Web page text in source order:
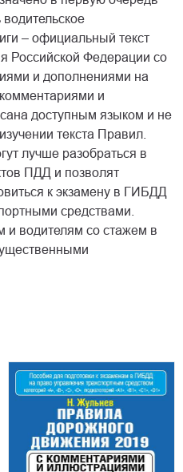
– официальный текст
Российской Федерации со
и дополнениями на
и
доступным языком и не
текста Правил.
лучше разобраться в
ПДД и позволят
к экзамену в ГИБДД
средствами.
и водителям со стажем в